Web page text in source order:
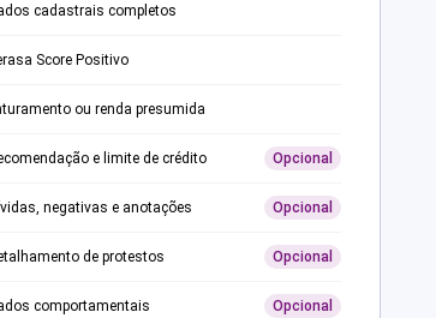
cadastrais completos
Score Positivo
ou renda presumida
e limite de crédito Opcional
negativas e anotações Opcional
de protestos Opcional
comportamentais Opcional